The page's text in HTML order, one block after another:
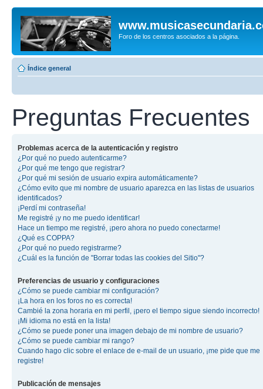
Foro de los centros asociados a la página.
Índice general
Preguntas Frecuentes
Problemas acerca de la autenticación y registro
¿Por qué no puedo autenticarme?
¿Por qué me tengo que registrar?
¿Por qué mi sesión de usuario expira automáticamente?
¿Cómo evito que mi nombre de usuario aparezca en las listas de usuarios
identificados?
¡Perdí mi contraseña!
Me registré ¡y no me puedo identificar!
Hace un tiempo me registré, ¡pero ahora no puedo conectarme!
¿Qué es COPPA?
¿Por qué no puedo registrarme?
¿Cuál es la función de "Borrar todas las cookies del Sitio"?
Preferencias de usuario y configuraciones
¿Cómo se puede cambiar mi configuración?
¡La hora en los foros no es correcta!
Cambié la zona horaria en mi perfil, ¡pero el tiempo sigue siendo incorrecto!
¡Mi idioma no está en la lista!
¿Cómo se puede poner una imagen debajo de mi nombre de usuario?
¿Cómo se puede cambiar mi rango?
Cuando hago clic sobre el enlace de e-mail de un usuario, ¡me pide que me
registre!
Publicación de mensajes